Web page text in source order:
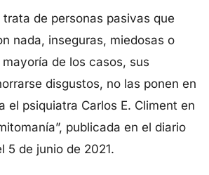
trata de personas pasivas que
nada, inseguras, miedosas o
de los casos, sus
disgustos, no las ponen en
el psiquiatra Carlos E. Climent en
publicada en el diario
5 de junio de 2021.